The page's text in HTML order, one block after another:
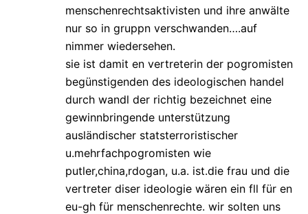
menschenrechtsaktivisten und ihre anwälte
nur so in gruppn verschwanden….auf
nimmer wiedersehen.
sie ist damit en vertreterin der pogromisten
begünstigenden des ideologischen handel
durch wandl der richtig bezeichnet eine
gewinnbringende unterstützung
ausländischer statsterroristischer
u.mehrfachpogromisten wie
putler,china,rdogan, u.a. ist.die frau und die
vertreter diser ideologie wären ein fll für en
eu-gh für menschenrechte. wir solten uns